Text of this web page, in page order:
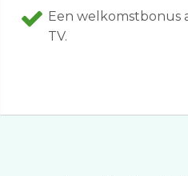
Een welkomstbonus
TV.